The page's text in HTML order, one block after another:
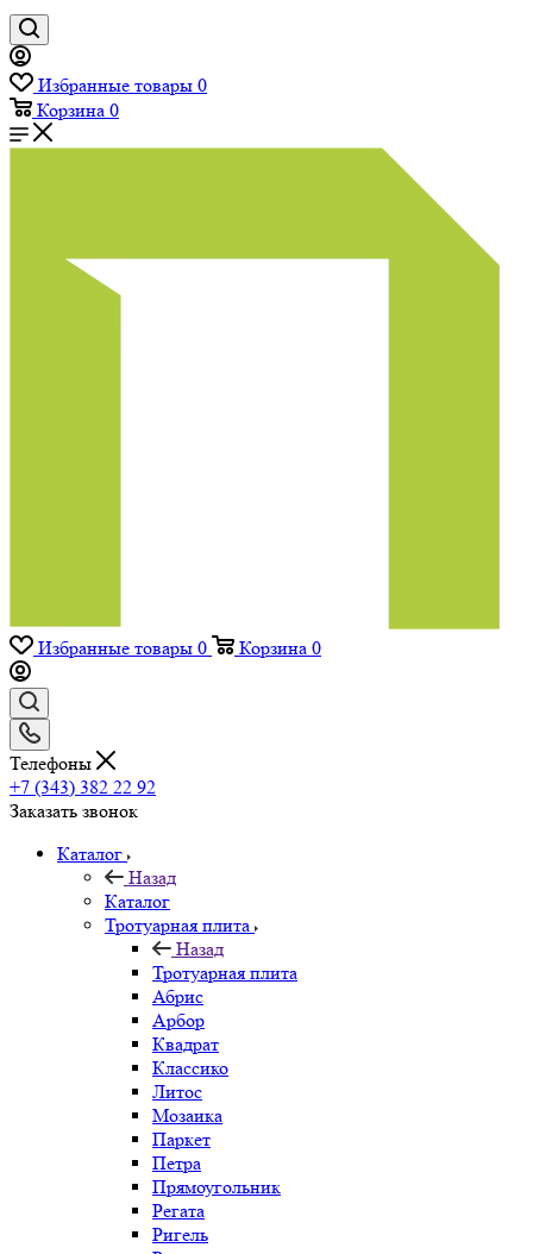
Избранные товары 0
Корзина 0
Избранные товары 0 Корзина 0
Телефоны
+7 (343) 382 22 92
Заказать звонок
Каталог
Назад
Каталог
Тротуарная плита
Назад
Тротуарная плита
Абрис
Арбор
Квадрат
Классико
Литос
Мозаика
Паркет
Петра
Прямоугольник
Регата
Ригель